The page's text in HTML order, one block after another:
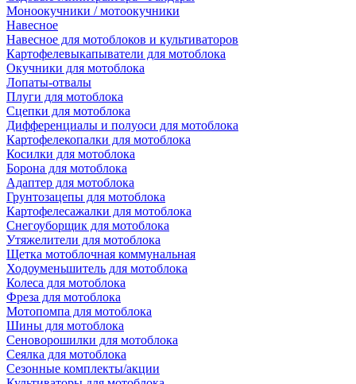
Моноокучники / мотоокучники
Навесное
Навесное для мотоблоков и культиваторов
Картофелевыкапыватели для мотоблока
Окучники для мотоблока
Лопаты-отвалы
Плуги для мотоблока
Сцепки для мотоблока
Дифференциалы и полуоси для мотоблока
Картофелекопалки для мотоблока
Косилки для мотоблока
Борона для мотоблока
Адаптер для мотоблока
Грунтозацепы для мотоблока
Картофелесажалки для мотоблока
Снегоуборщик для мотоблока
Утяжелители для мотоблока
Щетка мотоблочная коммунальная
Ходоуменьшитель для мотоблока
Колеса для мотоблока
Фреза для мотоблока
Мотопомпа для мотоблока
Шины для мотоблока
Сеноворошилки для мотоблока
Сеялка для мотоблока
Сезонные комплекты/акции